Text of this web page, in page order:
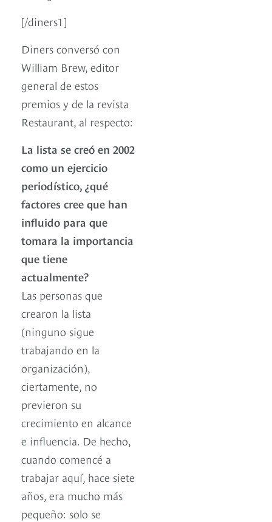
[/diners1]
Diners conversó con
William Brew, editor
general de estos
premios y de la revista
Restaurant, al respecto:
La lista se creó en 2002
como un ejercicio
periodístico, ¿qué
factores cree que han
influido para que
tomara la importancia
que tiene
actualmente?
Las personas que
crearon la lista
(ninguno sigue
trabajando en la
organización),
ciertamente, no
previeron su
crecimiento en alcance
e influencia. De hecho,
cuando comencé a
trabajar aquí, hace siete
años, era mucho más
pequeño: solo se